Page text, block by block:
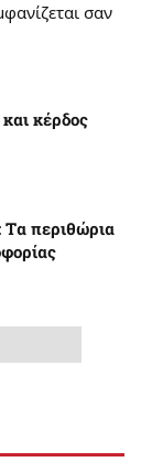
σαν
κέρδος
Tα περιθώρια